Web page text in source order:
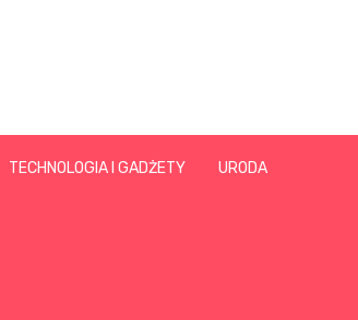
TECHNOLOGIA I GADŻETY URODA